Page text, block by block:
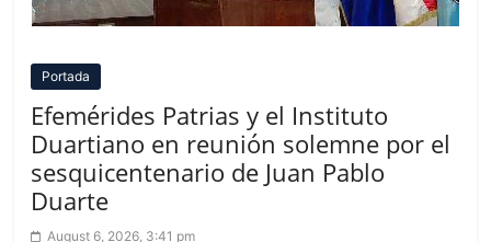
Portada
Efemérides Patrias y el Instituto
Duartiano en reunión solemne por el
sesquicentenario de Juan Pablo
Duarte
August 6, 2026, 3:41 pm